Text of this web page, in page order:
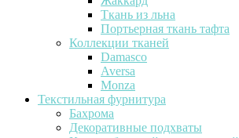
Ткань из льна
Портьерная ткань тафта
Коллекции тканей
Damasco
Aversa
Monza
Текстильная фурнитура
Бахрома
Декоративные подхваты